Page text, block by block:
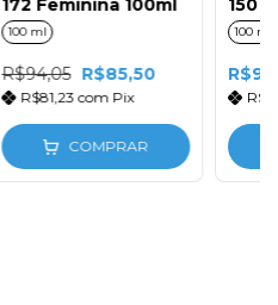
172 Feminina 100ml
100 ml
R$94,05 R$85,50
R$81,23com Pix
COMPRAR
150
100 ml